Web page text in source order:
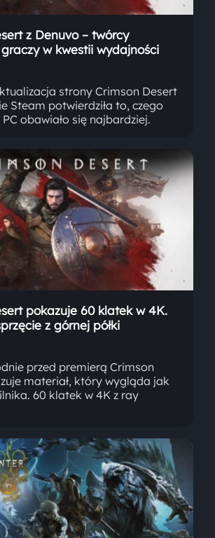
z Denuvo – twórcy
w kwestii wydajności
strony Crimson Desert
Steam potwierdziła to, czego
obawiało się najbardziej.
pokazuje 60 klatek w 4K.
z górnej półki
przed premierą Crimson
materiał, który wygląda jak
60 klatek w 4K z ray